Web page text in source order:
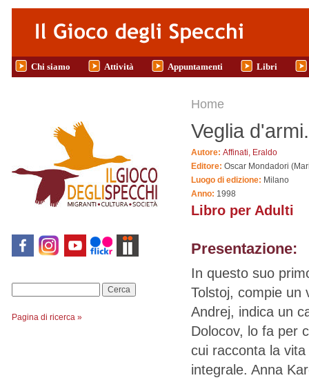
Salta al contenuto principale
Chi siamo Attività Appuntamenti Libri
Pagina di ricerca »
Tu sei qui
Home
Veglia
Autore: Affinati, Eraldo
Editore: Oscar Mondadori
Luogo di edizione: Milano
Anno: 1998
Libro per Adulti
Presentazione:
In questo suo
Tolstoj, compie un
Andrej, indica un
Dolocov, lo fa per
cui racconta la
integrale. Anna